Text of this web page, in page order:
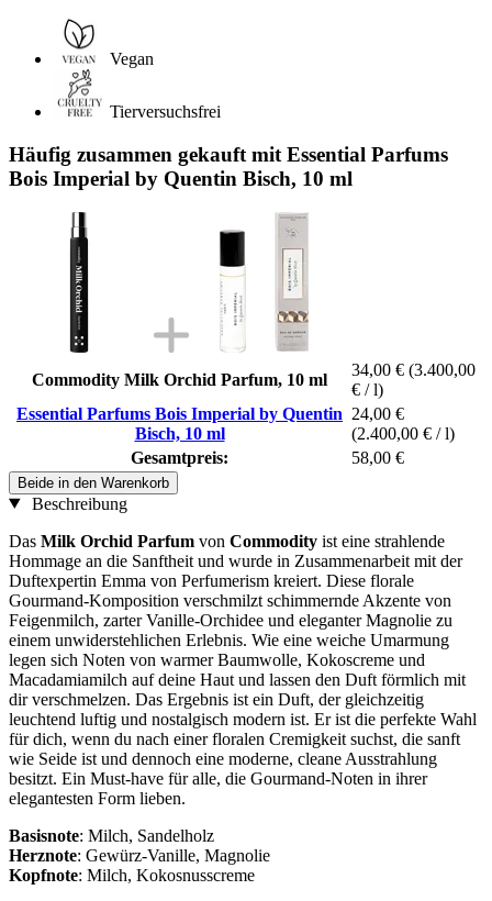
Vegan
Tierversuchsfrei
Häufig zusammen gekauft mit Essential Parfums
Bois Imperial by Quentin Bisch, 10 ml
Commodity Milk Orchid Parfum, 10 ml
34,00 € (3.400,00
€ / l)
Essential Parfums Bois Imperial by Quentin
Bisch, 10 ml
24,00 €
(2.400,00 € / l)
Gesamtpreis:
58,00 €
Beide in den Warenkorb
Beschreibung
Das Milk Orchid Parfum von Commodity ist eine strahlende
Hommage an die Sanftheit und wurde in Zusammenarbeit mit der
Duftexpertin Emma von Perfumerism kreiert. Diese florale
Gourmand-Komposition verschmilzt schimmernde Akzente von
Feigenmilch, zarter Vanille-Orchidee und eleganter Magnolie zu
einem unwiderstehlichen Erlebnis. Wie eine weiche Umarmung
legen sich Noten von warmer Baumwolle, Kokoscreme und
Macadamiamilch auf deine Haut und lassen den Duft förmlich mit
dir verschmelzen. Das Ergebnis ist ein Duft, der gleichzeitig
leuchtend luftig und nostalgisch modern ist. Er ist die perfekte Wahl
für dich, wenn du nach einer floralen Cremigkeit suchst, die sanft
wie Seide ist und dennoch eine moderne, cleane Ausstrahlung
besitzt. Ein Must-have für alle, die Gourmand-Noten in ihrer
elegantesten Form lieben.
Basisnote: Milch, Sandelholz
Herznote: Gewürz-Vanille, Magnolie
Kopfnote: Milch, Kokosnusscreme